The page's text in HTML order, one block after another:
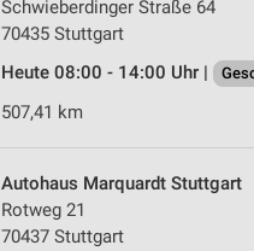
Schwieberdinger Straße 64
70435 Stuttgart
Heute 08:00 - 14:00 Uhr |
507,41 km
Autohaus Marquardt Stuttgart
Rotweg 21
70437 Stuttgart